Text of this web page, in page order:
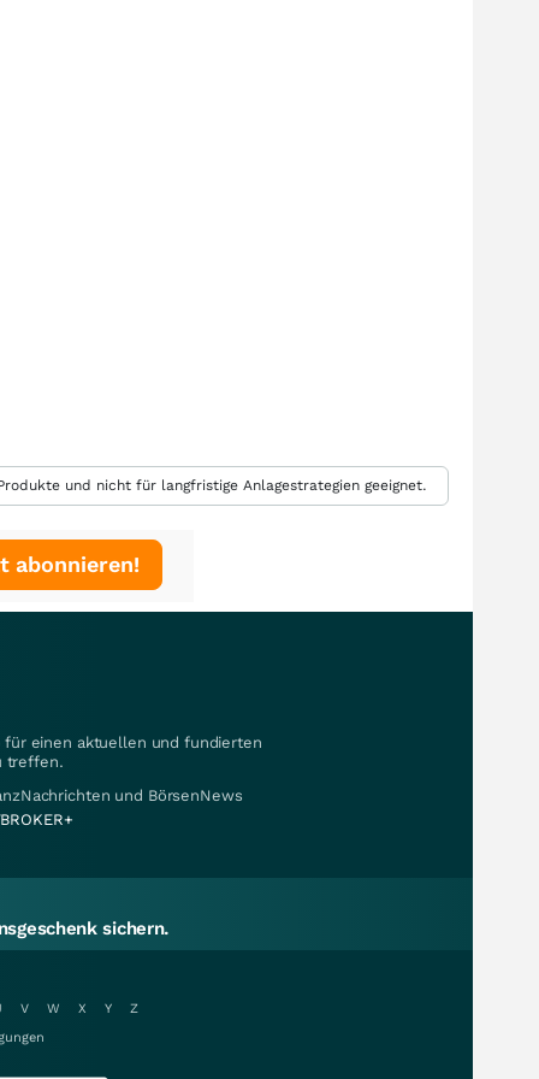
und nicht für langfristige Anlagestrategien geeignet.
abonnieren!
für einen aktuellen und fundierten
treffen.
und BörsenNews
sichern.
V W X Y
Z